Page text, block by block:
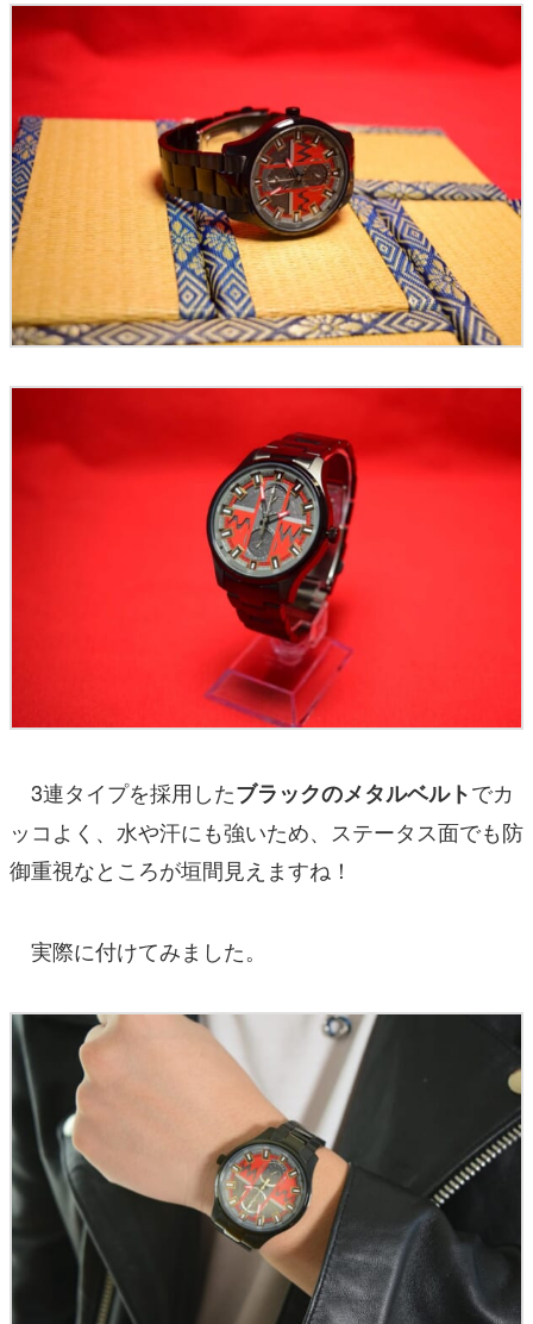
3連タイプを採用したブラックのメタルベルトでカ
ッコよく、水や汗にも強いため、ステータス面でも防
御重視なところが垣間見えますね！
実際に付けてみました。